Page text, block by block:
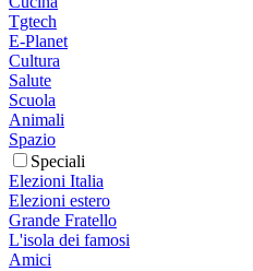
Tgtech
E-Planet
Cultura
Salute
Scuola
Animali
Spazio
Speciali
Elezioni Italia
Elezioni estero
Grande Fratello
L'isola dei famosi
Amici